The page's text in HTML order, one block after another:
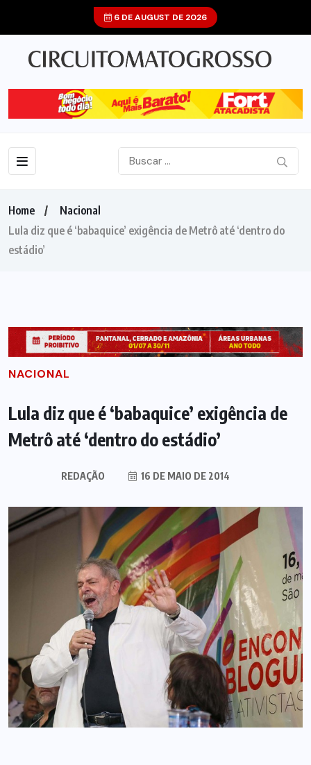
6 DE AUGUST DE 2026
Home
Nacional
Lula diz que é ‘babaquice’ exigência de Metrô até ‘dentro do
estádio’
NACIONAL
Lula diz que é ‘babaquice’ exigência de
Metrô até ‘dentro do estádio’
REDAÇÃO 16 DE MAIO DE 2014